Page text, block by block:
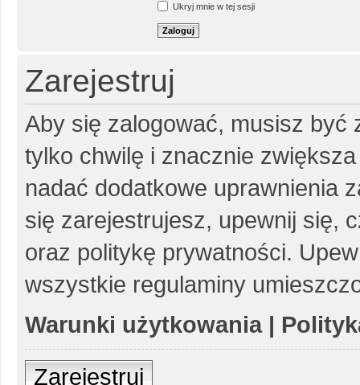
Ukryj mnie w tej sesji
Zarejestruj
Aby się zalogować, musisz być
tylko chwilę i znacznie
nadać dodatkowe uprawnienia
się zarejestrujesz, upewnij się,
oraz politykę prywatności.
wszystkie regulaminy
Warunki użytkowania|
Zarejestruj